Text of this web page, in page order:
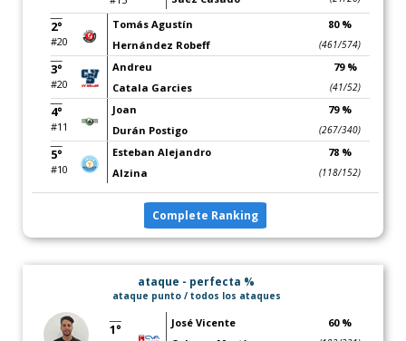
2°
#20
Tomás Agustín
Hernández Robeff
80 %
(461/574)
3°
#20
Andreu
Catala Garcies
79 %
(41/52)
4°
#11
Joan
Durán Postigo
79 %
(267/340)
5°
#10
Esteban Alejandro
Alzina
78 %
(118/152)
Complete Ranking
ataque - perfecta %
ataque punto / todos los ataques
1°
José Vicente
60 %